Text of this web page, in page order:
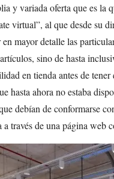
y variada oferta que es la
virtual”, al que desde su
mayor detalle las
sino de hasta
en tienda antes de
hasta ahora no estaba
debían de conformarse
a través de una página web